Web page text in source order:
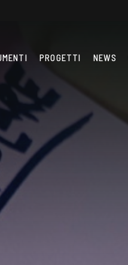
PROGETTI NEWS